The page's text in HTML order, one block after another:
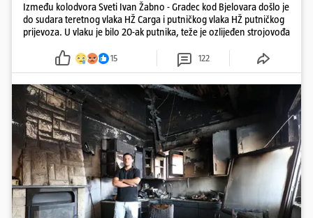
Između kolodvora Sveti Ivan Žabno - Gradec kod Bjelovara došlo je
do sudara teretnog vlaka HŽ Carga i putničkog vlaka HŽ putničkog
prijevoza. U vlaku je bilo 20-ak putnika, teže je ozlijeđen strojovođa
15 122